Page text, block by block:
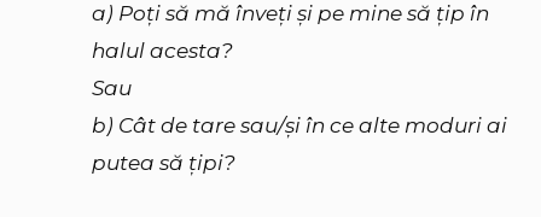
a) Poți să mă înveți și pe mine să țip în
halul acesta?
Sau
b) Cât de tare sau/și în ce alte moduri ai
putea să țipi?